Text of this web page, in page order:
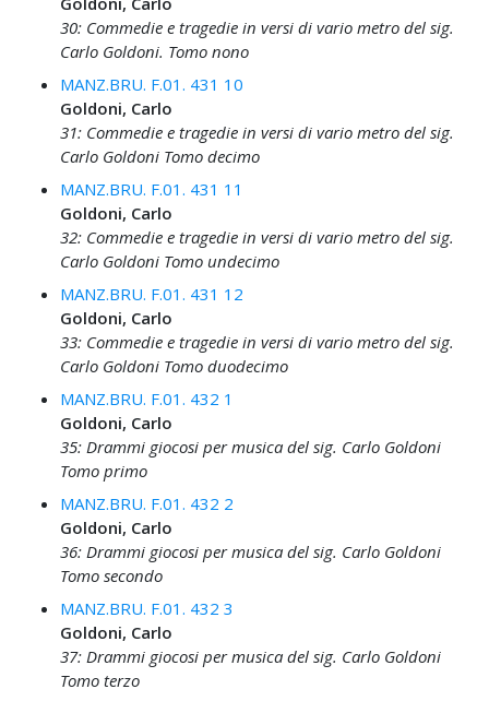
30: Commedie e tragedie in versi di vario metro del sig.
Carlo Goldoni. Tomo nono
MANZ.BRU. F.01. 431 10
Goldoni, Carlo
31: Commedie e tragedie in versi di vario metro del sig.
Carlo Goldoni Tomo decimo
MANZ.BRU. F.01. 431 11
Goldoni, Carlo
32: Commedie e tragedie in versi di vario metro del sig.
Carlo Goldoni Tomo undecimo
MANZ.BRU. F.01. 431 12
Goldoni, Carlo
33: Commedie e tragedie in versi di vario metro del sig.
Carlo Goldoni Tomo duodecimo
MANZ.BRU. F.01. 432 1
Goldoni, Carlo
35: Drammi giocosi per musica del sig. Carlo Goldoni
Tomo primo
MANZ.BRU. F.01. 432 2
Goldoni, Carlo
36: Drammi giocosi per musica del sig. Carlo Goldoni
Tomo secondo
MANZ.BRU. F.01. 432 3
Goldoni, Carlo
37: Drammi giocosi per musica del sig. Carlo Goldoni
Tomo terzo